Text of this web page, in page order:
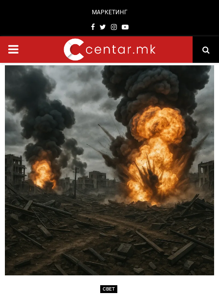
МАРКЕТИНГ
Facebook
TwitterInstagram
Youtube
PRIMARY
MENU
СВЕТ